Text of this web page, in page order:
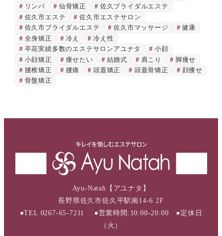
リンパ
仙骨矯正
佐久ブライダルエステ
佐久市エステ
佐久市エステサロン
佐久市ブライダルエステ
佐久市マッサージ
健康
全身矯正
冷え
冷え性
卒花実績多数のエステサロンアユナタ
小顔
小顔矯正
痩せたい 結婚式 肩こり
脚痩せ
腰椎矯正
腰痛 頭蓋矯正 頭蓋骨矯正
顔痩せ
骨盤矯正
Ayu-Natah【アユナタ】
長野県佐久市佐久平駅南14-6 2F
●TEL 0267-65-7211 ●営業時間:10:00-20:00 ●定休日
（火）